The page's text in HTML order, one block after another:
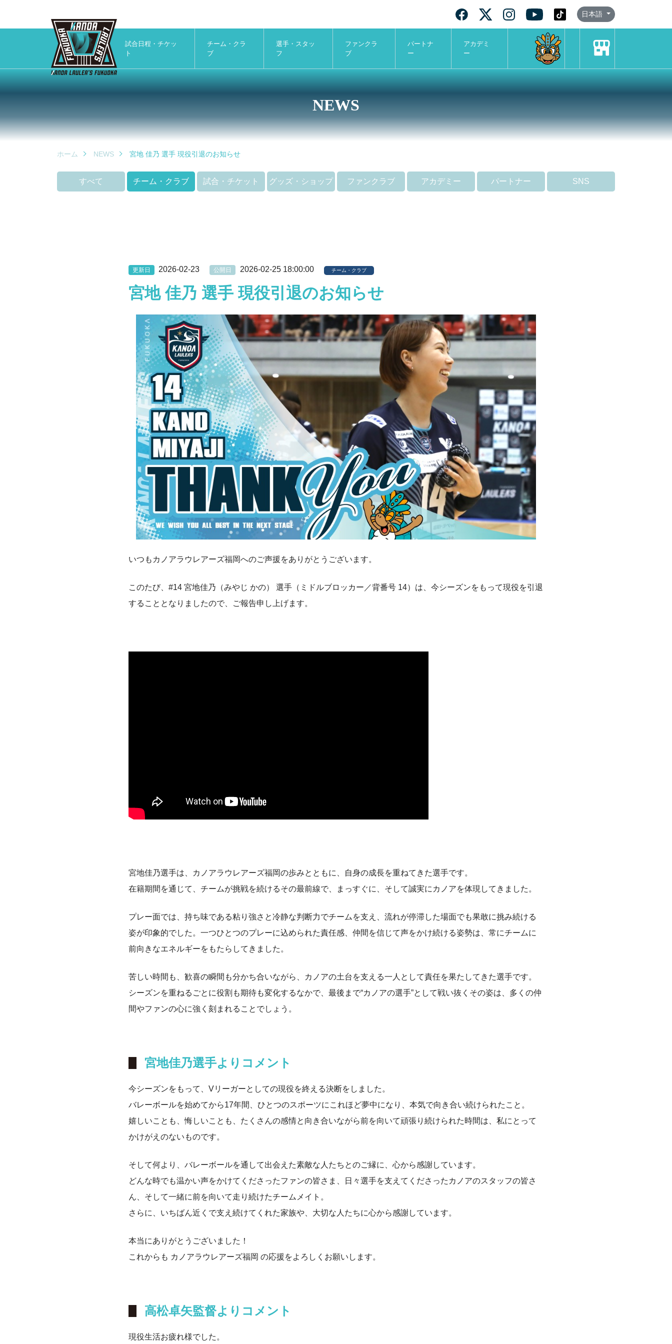
日本語
試合日程・チケッ
ト
チーム・クラ
ブ
選手・スタッ
フ
ファンクラ
ブ
パートナ
ー
アカデミ
ー
NEWS
ホーム NEWS 宮地 佳乃 選手 現役引退のお知らせ
すべて チーム・クラブ 試合・チケット グッズ・ショップ ファンクラブ アカデミー パートナー SNS
更新日 2026-02-23 公開日 2026-02-25 18:00:00 チーム・クラブ
宮地 佳乃 選手 現役引退のお知らせ
いつもカノアラウレアーズ福岡へのご声援をありがとうございます。
このたび、#14 宮地佳乃（みやじ かの） 選手（ミドルブロッカー／背番号 14）は、今シーズンをもって現役を引退
することとなりましたので、ご報告申し上げます。
宮地佳乃選手は、カノアラウレアーズ福岡の歩みとともに、自身の成長を重ねてきた選手です。
在籍期間を通じて、チームが挑戦を続けるその最前線で、まっすぐに、そして誠実にカノアを体現してきました。
プレー面では、持ち味である粘り強さと冷静な判断力でチームを支え、流れが停滞した場面でも果敢に挑み続ける
姿が印象的でした。一つひとつのプレーに込められた責任感、仲間を信じて声をかけ続ける姿勢は、常にチームに
前向きなエネルギーをもたらしてきました。
苦しい時間も、歓喜の瞬間も分かち合いながら、カノアの土台を支える一人として責任を果たしてきた選手です。
シーズンを重ねるごとに役割も期待も変化するなかで、最後まで“カノアの選手”として戦い抜くその姿は、多くの仲
間やファンの心に強く刻まれることでしょう。
宮地佳乃選手よりコメント
今シーズンをもって、Vリーガーとしての現役を終える決断をしました。
バレーボールを始めてから17年間、ひとつのスポーツにこれほど夢中になり、本気で向き合い続けられたこと。
嬉しいことも、悔しいことも、たくさんの感情と向き合いながら前を向いて頑張り続けられた時間は、私にとって
かけがえのないものです。
そして何より、バレーボールを通して出会えた素敵な人たちとのご縁に、心から感謝しています。
どんな時でも温かい声をかけてくださったファンの皆さま、日々選手を支えてくださったカノアのスタッフの皆さ
ん、そして一緒に前を向いて走り続けたチームメイト。
さらに、いちばん近くで支え続けてくれた家族や、大切な人たちに心から感謝しています。
本当にありがとうございました！
これからも カノアラウレアーズ福岡 の応援をよろしくお願いします。
高松卓矢監督よりコメント
現役生活お疲れ様でした。